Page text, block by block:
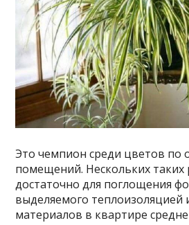
Это чемпион среди цветов по
помещений. Нескольких таких
достаточно для поглощения
выделяемого теплоизоляцией
материалов в квартире